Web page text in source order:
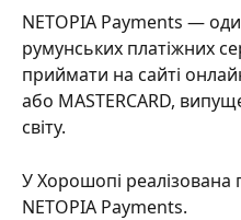
NETOPIA Payments —
румунських платіжних
приймати на сайті
або MASTERCARD,
світу.
У Хорошопі реалізована
NETOPIA Payments.